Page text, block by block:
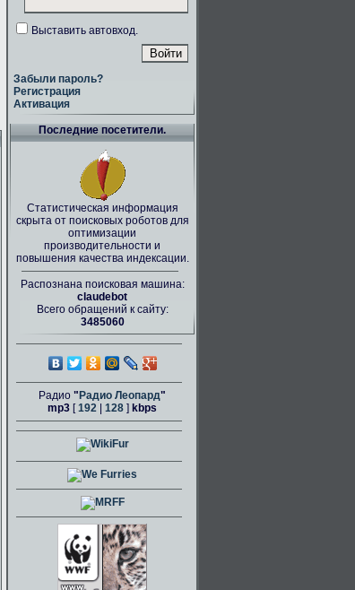
Выставить автовход.
Забыли пароль?
Регистрация
Активация
Последние посетители.
Статистическая информация
скрыта от поисковых роботов для
оптимизации
производительности и
повышения качества индексации.
Распознана поисковая машина:
claudebot
Всего обращений к сайту:
3485060
Радио " Радио Леопард"
mp3 [192 128 ] kbps